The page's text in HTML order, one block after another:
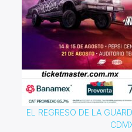
EL REGRESO DE LA